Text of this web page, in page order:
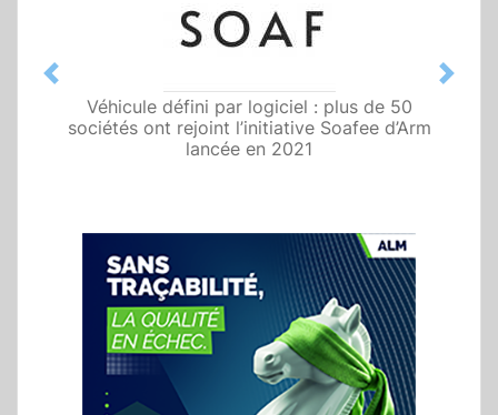
Automobile : Elektrobit facilite la mise à jour
over-the-air des plates-formes Autosar
Adaptive
Previous Next